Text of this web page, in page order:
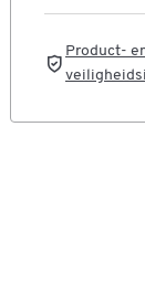
Product-